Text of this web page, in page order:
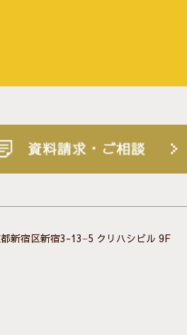
新宿区新宿3-13−5 クリハシビル 9F